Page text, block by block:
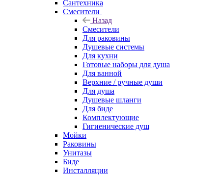
Сантехника
Смесители
Назад
Смесители
Для раковины
Душевые системы
Для кухни
Готовые наборы для душа
Для ванной
Верхние / ручные души
Для душа
Душевые шланги
Для биде
Комплектующие
Гигиенические душ
Мойки
Раковины
Унитазы
Биде
Инсталляции